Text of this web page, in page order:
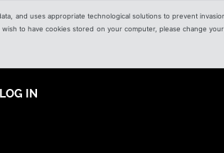
and uses appropriate technological solutions to prevent
to have cookies stored on your computer, please change
IN